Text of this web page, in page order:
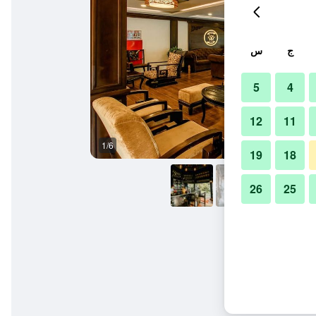
1/6
ج س
4
5
11
12
18
19
25
26